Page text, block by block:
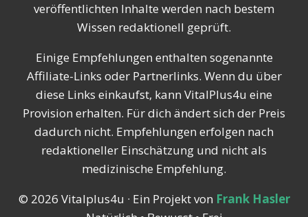
veröffentlichten Inhalte werden nach bestem
Wissen redaktionell geprüft.
Einige Empfehlungen enthalten sogenannte
Affiliate-Links oder Partnerlinks. Wenn du über
diese Links einkaufst, kann VitalPlus4u eine
Provision erhalten. Für dich ändert sich der Preis
dadurch nicht. Empfehlungen erfolgen nach
redaktioneller Einschätzung und nicht als
medizinische Empfehlung.
© 2026 Vitalplus4u · Ein Projekt von Frank Hasler